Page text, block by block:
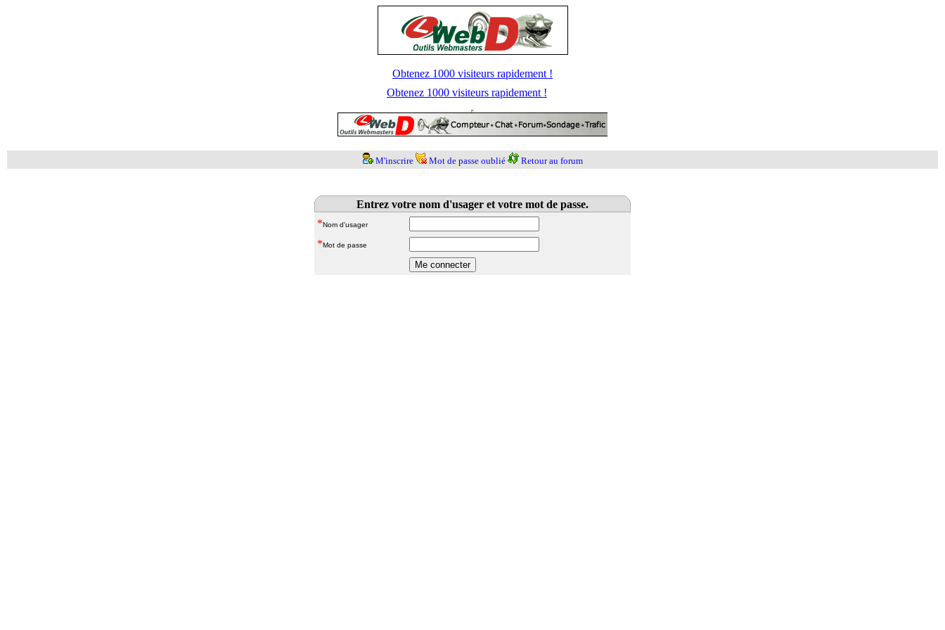
Obtenez 1000 visiteurs rapidement !
Obtenez 1000 visiteurs rapidement !
M'inscrire Mot de passe oublié Retour au forum
Entrez votre nom d'usager et votre mot de passe.
*Nom d'usager
*Mot de passe